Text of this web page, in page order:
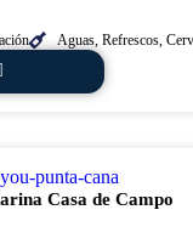
Aguas, Refrescos,
Casa de Campo